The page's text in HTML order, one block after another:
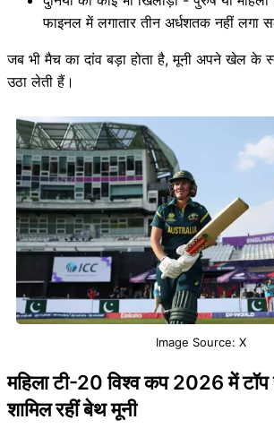
फाइनल में लगातार तीन अर्धशतक नहीं लगा
जब भी मैच का दांव बड़ा होता है, मूनी अपने खेल के
उठा लेती हैं।
Image Source: X
महिला टी-20 विश्व कप 2026 में टॉप
शामिल रहीं बेथ मूनी